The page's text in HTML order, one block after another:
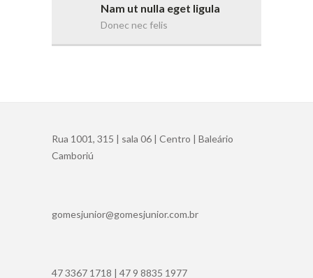
Nam ut nulla eget ligula
Donec nec felis
Rua 1001, 315 | sala 06 | Centro | Baleário
Camboriú
gomesjunior@gomesjunior.com.br
47 3367 1718 | 47 9 8835 1977